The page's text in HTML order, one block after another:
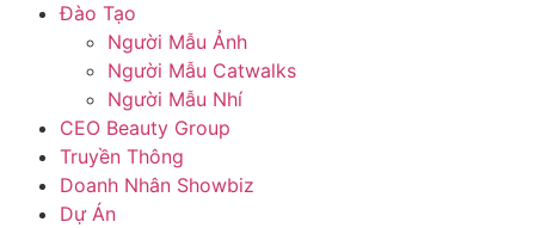
Đào Tạo
Người Mẫu Ảnh
Người Mẫu Catwalks
Người Mẫu Nhí
CEO Beauty Group
Truyền Thông
Doanh Nhân Showbiz
Dự Án